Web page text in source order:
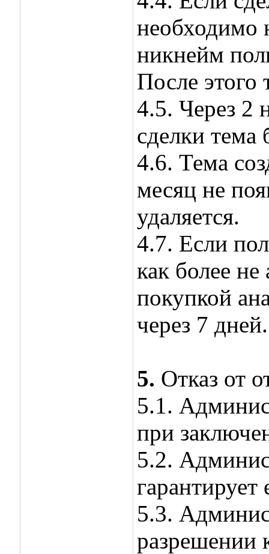
необходимо
никнейм
После этого
4.5. Через 2
сделки тема
4.6. Тема
месяц не
удаляется.
4.7. Если
как более
покупкой
через 7 дней.
5. Отказ от
5.1.
при
5.2.
5.3.
разрешении